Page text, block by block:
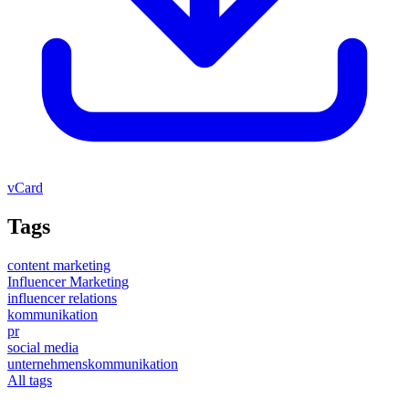
vCard
Tags
content marketing
Influencer Marketing
influencer relations
kommunikation
pr
social media
unternehmenskommunikation
All tags